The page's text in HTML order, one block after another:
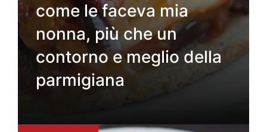
come le faceva mia
nonna, più che un
contorno e meglio della
parmigiana